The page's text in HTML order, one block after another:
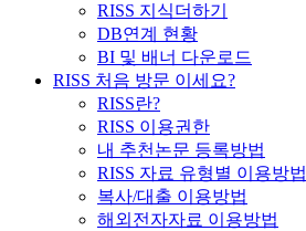
RISS 지식더하기
DB연계 현황
BI 및 배너 다운로드
RISS 처음 방문 이세요?
RISS란?
RISS 이용권한
내 추천논문 등록방법
RISS 자료 유형별 이용방법
복사/대출 이용방법
해외전자자료 이용방법